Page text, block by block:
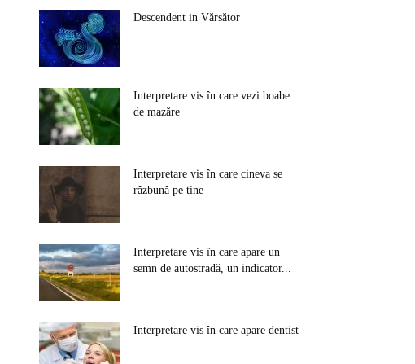
Descendent in Vărsător
Interpretare vis în care vezi boabe
de mazăre
Interpretare vis în care cineva se
răzbună pe tine
Interpretare vis în care apare un
semn de autostradă, un indicator...
Interpretare vis în care apare dentist